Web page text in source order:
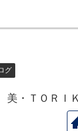
グ
美・ＴＯＲＩ